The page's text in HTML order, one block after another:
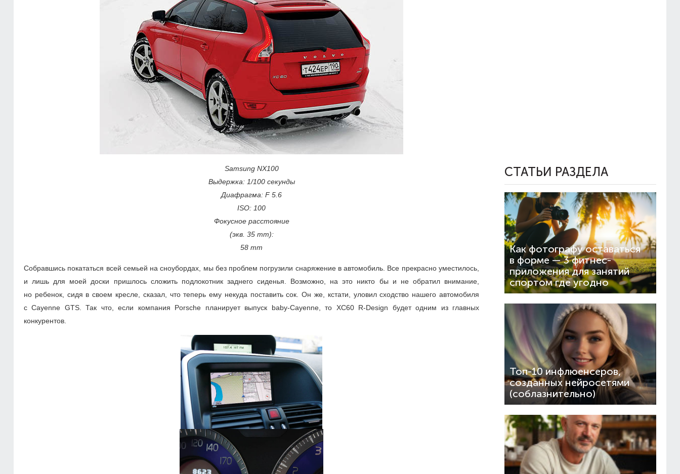
Samsung NX100
Выдержка: 1/100 секунды
Диафрагма: F 5.6
ISО: 100
Фокусное расстояние
(экв. 35 mm):
58 mm
Собравшись покататься всей семьей на сноубордах, мы без проблем погрузили снаряжение в автомобиль. Все прекрасно уместилось,
и лишь для моей доски пришлось сложить подлокотник заднего сиденья. Возможно, на это никто бы и не обратил внимание,
но ребенок, сидя в своем кресле, сказал, что теперь ему некуда поставить сок. Он же, кстати, уловил сходство нашего автомобиля
с Cayenne GTS. Так что, если компания Porsche планирует выпуск baby-Сayenne, то XC60 R-Design будет одним из главных
конкурентов.
СТАТЬИ РАЗДЕЛА
Как фотографу оставаться
в форме — 3 фитнес-
приложения для занятий
спортом где угодно
Топ-10 инфлюенсеров,
созданных нейросетями
(соблазнительно)